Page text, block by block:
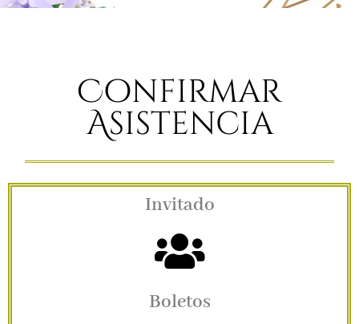
Confirmar
Asistencia
Invitado
Boletos